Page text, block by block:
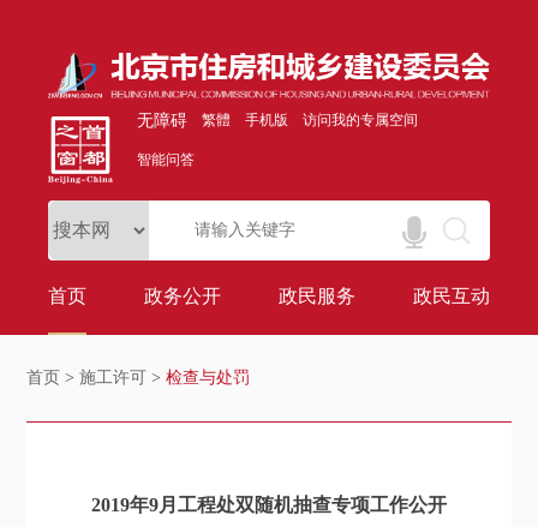
无障碍 繁體 手机版 访问我的专属空间
智能问答
首页 政务公开 政民服务 政民互动
首页 >施工许可 >检查与处罚
2019年9月工程处双随机抽查专项工作公开